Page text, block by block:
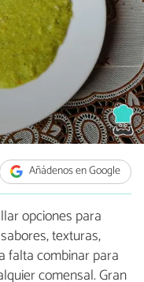
Añádenos en Google
opciones para
texturas,
falta combinar para
comensal. Gran